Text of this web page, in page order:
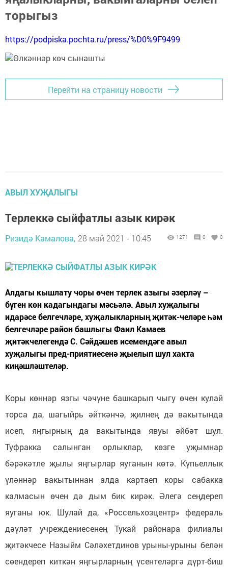
торыгыз
https://podpiska.pochta.ru/press/%D0%9F9499
Перейти на страницу новости
АВЫЛ ХУҖАЛЫГЫ
Терлеккә сыйфатлы азык кирәк
Ризидә Камалова, 28 май 2021 - 10:45 1271 0 0
Алдагы кышлату чоры өчен терлек азыгы әзерләү –
бүген көн кадагындагы мәсьәлә. Авыл хуҗалыгы
идарәсе белгечләре, хуҗалыкларның җитәк-челәре һәм
белгечләре район башлыгы Фаил Камаев
җитәкчелегендә С. Сәйдәшев исемендәге авыл
хуҗалыгы пред-приятиесенә җыелып шул хакта
киңәшләштеләр.
Коры көннәр язгы чәчүне башкарып чыгу өчен кулай
торса да, шагыйрь әйткәнчә, җилнең дә вакытында
исеп, яңгырның да вакытында явуы әйбәт шул.
Туфракка салынган орлыклар, көзге уҗымнар
бәрәкәтле җылы яңгырлар яуганын көтә. Күпьеллык
үләннәр вакытыннан алда картаеп коры сабакка
калмасын өчен дә дым бик кирәк. Әлегә сеңдереп
яуганы юк. Шулай да, «Россельхозцентр» федераль
дәүләт учреждениесенең Тукай районара филиалы
җитәкчесе Назыйм Сәләхетдинов урыны-урыны белән
сөендереп киткән яңгырларның үсентеләргә дүрт-биш